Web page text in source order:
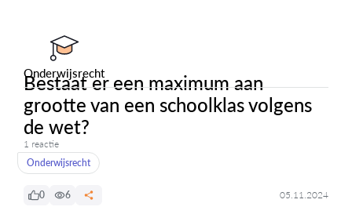
Onderwijsrecht
Bestaat er een maximum aan
grootte van een schoolklas volgens
de wet?
1 reactie
Onderwijsrecht
0 6 05.11.2024